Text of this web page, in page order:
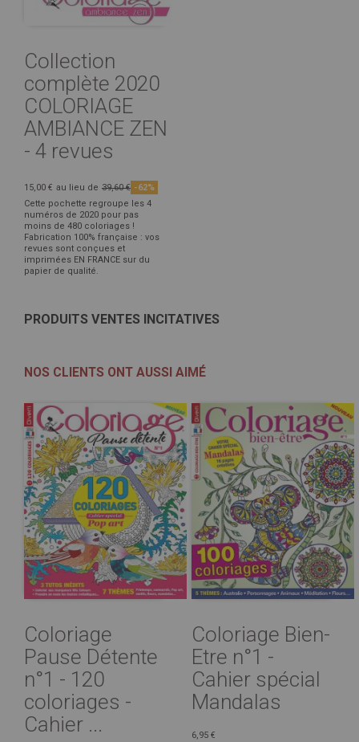
Collection
complète 2020
COLORIAGE
AMBIANCE ZEN
- 4 revues
15,00 € au lieu de 39,60 € -62%
Cette pochette regroupe les 4
numéros de 2020 pour pas
moins de 480 coloriages !
Fabrication 100% française : vos
revues sont conçues et
imprimées EN FRANCE sur du
papier de qualité.
PRODUITS VENTES INCITATIVES
NOS CLIENTS ONT AUSSI AIMÉ
Coloriage
Pause Détente
n°1 - 120
coloriages -
Cahier ...
Coloriage Bien-
Etre n°1 -
Cahier spécial
Mandalas
6,95 €